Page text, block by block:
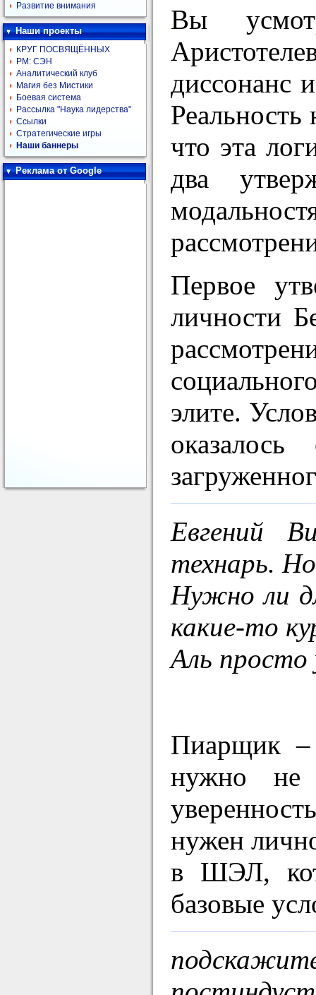
Развитие внимания
Наши проекты
КРУГ ПОСВЯЩЁННЫХ
РМ: СЭН
Аналитический клуб
Магия без Мистики
Боевая система
Рассылка "Наука лидерства"
Ссылки
Стратегические игры
Наши баннеры
Реклама от Google
Вы
диссонанс
что эта
два
Первое
личности
элите.
Евгений
технарь.
Нужно ли
какие-то
Аль просто
Пиарщик –
нужно не
нужен
в ШЭЛ,
базовые